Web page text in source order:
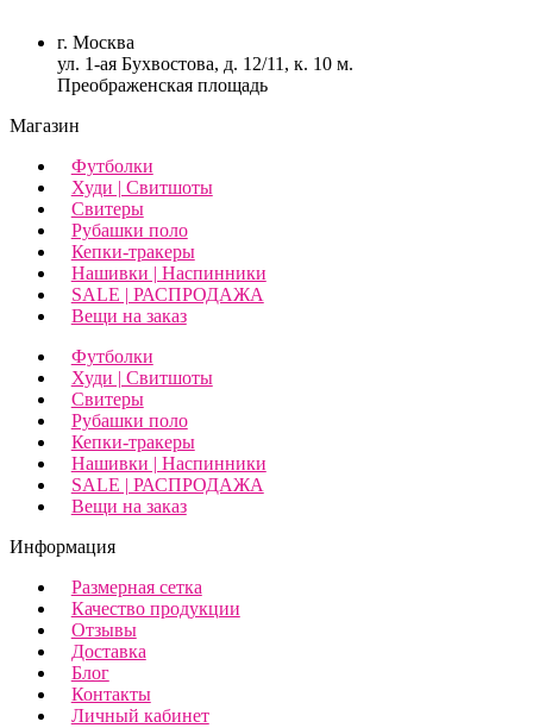
г. Москва
ул. 1-ая Бухвостова, д. 12/11, к. 10 м.
Преображенская площадь
Магазин
Футболки
Худи | Свитшоты
Свитеры
Рубашки поло
Кепки-тракеры
Нашивки | Наспинники
SALE | РАСПРОДАЖА
Вещи на заказ
Футболки
Худи | Свитшоты
Свитеры
Рубашки поло
Кепки-тракеры
Нашивки | Наспинники
SALE | РАСПРОДАЖА
Вещи на заказ
Информация
Размерная сетка
Качество продукции
Отзывы
Доставка
Блог
Контакты
Личный кабинет